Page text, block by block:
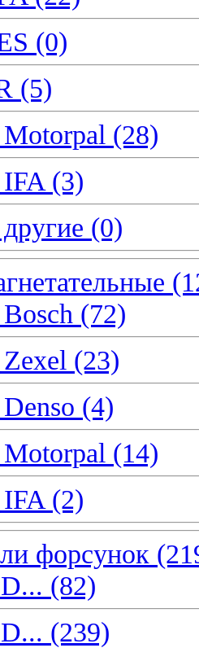
(0)
(5)
(28)
(3)
(0)
(72)
(23)
(4)
(14)
(2)
форсунок
(82)
(239)